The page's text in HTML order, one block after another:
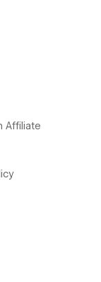
Affiliate